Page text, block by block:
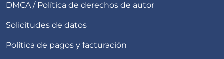
DMCA / Política de derechos de autor
Solicitudes de datos
Política de pagos y facturación